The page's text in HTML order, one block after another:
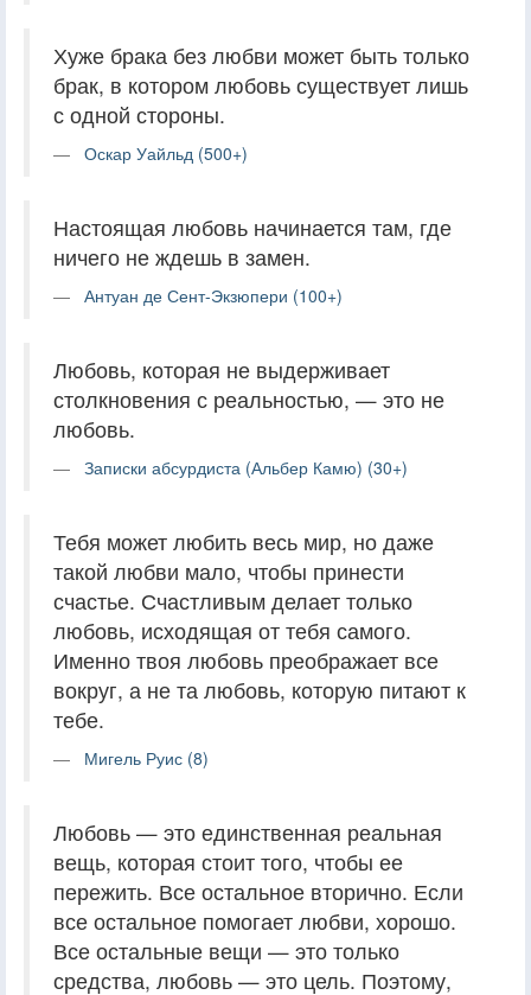
Хуже брака без любви может быть только
брак, в котором любовь существует лишь
с одной стороны.
Оскар Уайльд (500+)
Настоящая любовь начинается там, где
ничего не ждешь в замен.
Антуан де Сент-Экзюпери (100+)
Любовь, которая не выдерживает
столкновения с реальностью, — это не
любовь.
Записки абсурдиста (Альбер Камю) (30+)
Тебя может любить весь мир, но даже
такой любви мало, чтобы принести
счастье. Счастливым делает только
любовь, исходящая от тебя самого.
Именно твоя любовь преображает все
вокруг, а не та любовь, которую питают к
тебе.
Мигель Руис (8)
Любовь — это единственная реальная
вещь, которая стоит того, чтобы ее
пережить. Все остальное вторично. Если
все остальное помогает любви, хорошо.
Все остальные вещи — это только
средства, любовь — это цель. Поэтому,